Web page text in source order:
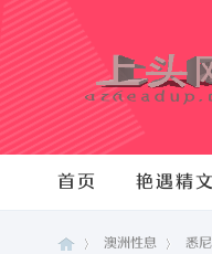
首页 艳遇精文
澳洲性息 悉